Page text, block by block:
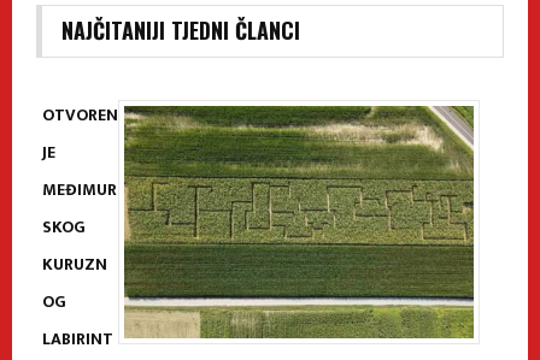
NAJČITANIJI TJEDNI ČLANCI
OTVOREN
JE
MEĐIMUR
SKOG
KURUZN
OG
LABIRINT